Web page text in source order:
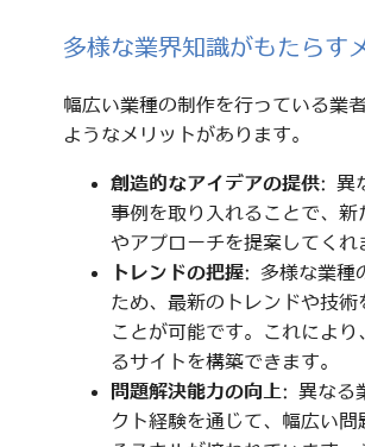
多様な業界知識がもたらす
幅広い業種の制作を行っている業
ようなメリットがあります。
創造的なアイデアの提供: 異
事例を取り入れることで、新
やアプローチを提案してくれ
トレンドの把握: 多様な業種
ため、最新のトレンドや技術
ことが可能です。これにより
るサイトを構築できます。
問題解決能力の向上: 異なる
クト経験を通じて、幅広い問